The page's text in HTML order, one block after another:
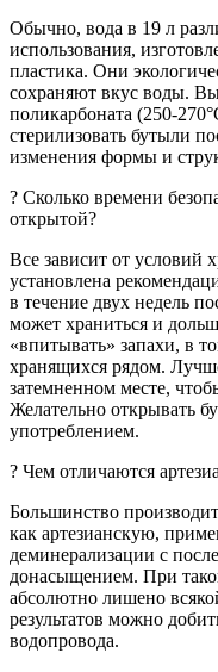
Обычно, вода в 19 л
использования,
пластика. Они
сохраняют вкус воды.
поликарбоната (250-
стерилизовать бутыли
изменения формы и
? Сколько времени
открытой?
Все зависит от условий
установлена
в течение двух недель
может храниться и
«впитывать» запахи, в
хранящихся рядом.
затемненном месте,
Желательно открывать
употреблением.
? Чем отличаются
Большинство
как артезианскую,
деминерализации с
донасыщением. При
абсолютно лишено
результатов можно
водопровода.